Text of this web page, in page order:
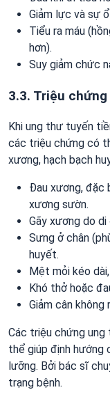
Giảm lực và sự
Tiểu ra máu
hơn).
Suy giảm chức
3.3. Triệu
Khi ung thư tuyến
các triệu chứng có
xương, hạch bạch
Đau xương, đặc
xương sườn.
Gãy xương do di
Sưng ở chân
huyết.
Mệt mỏi kéo
Khó thở hoặc
Giảm cân không
Các triệu chứng
thể giúp định hướng
lưỡng. Bởi bác sĩ
trạng bệnh.